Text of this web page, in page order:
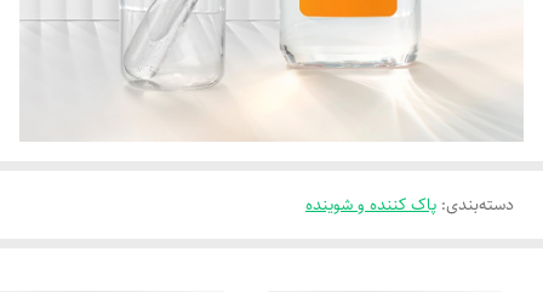
دسته‌بندی: پاک کننده و شوینده